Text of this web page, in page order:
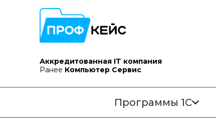
Аккредитованная IT компания
Ранее Компьютер Сервис
Программы 1С